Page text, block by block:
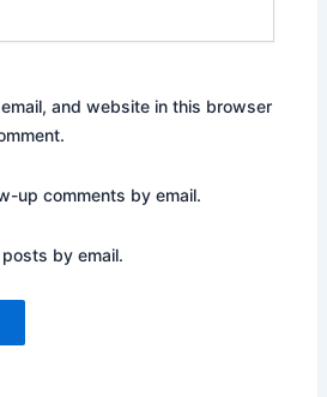
and website in this browser
up comments by email.
by email.